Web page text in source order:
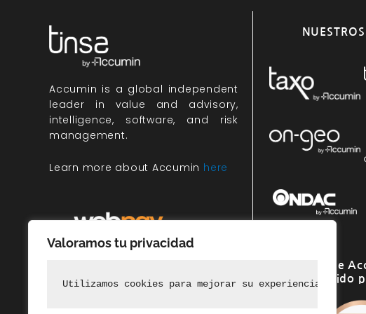
Valoramos tu privacidad
Utilizamos cookies para mejorar su experiencia de
Accumin is a global independent
leader in value and advisory,
intelligence, software, and risk
management.
Learn more about Accumin here
Miembro de
reconocido